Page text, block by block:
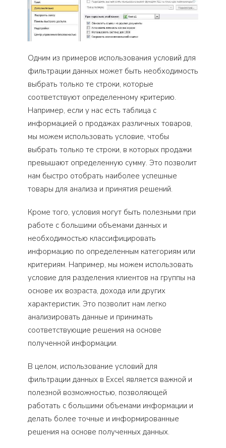
Одним из примеров использования условий для
фильтрации данных может быть необходимость
выбрать только те строки, которые
соответствуют определенному критерию.
Например, если у нас есть таблица с
информацией о продажах различных товаров,
мы можем использовать условие, чтобы
выбрать только те строки, в которых продажи
превышают определенную сумму. Это позволит
нам быстро отобрать наиболее успешные
товары для анализа и принятия решений.
Кроме того, условия могут быть полезными при
работе с большими объемами данных и
необходимостью классифицировать
информацию по определенным категориям или
критериям. Например, мы можем использовать
условие для разделения клиентов на группы на
основе их возраста, дохода или других
характеристик. Это позволит нам легко
анализировать данные и принимать
соответствующие решения на основе
полученной информации.
В целом, использование условий для
фильтрации данных в Excel является важной и
полезной возможностью, позволяющей
работать с большими объемами информации и
делать более точные и информированные
решения на основе полученных данных.